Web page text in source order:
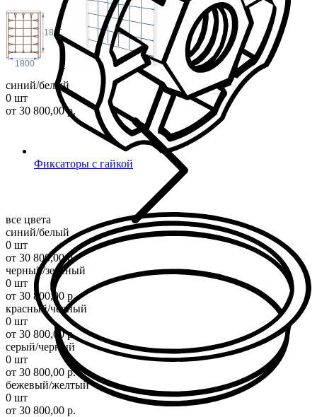
Фиксаторы с гайкой
1800
1800
синий/белый
0 шт
от 30 800,00 р.
все цвета
синий/белый
0 шт
от 30 800,00 р.
черный/зеленый
0 шт
от 30 800,00 р.
красный/черный
0 шт
от 30 800,00 р.
серый/черный
0 шт
от 30 800,00 р.
бежевый/желтый
0 шт
от 30 800,00 р.